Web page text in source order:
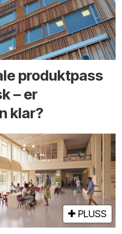
produktpass
– er
klar?
PLUSS